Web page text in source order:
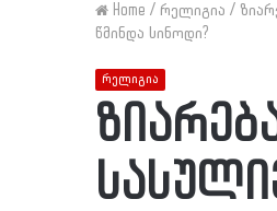
Home / რელიგია /
წმინდა სინოდი?
რელიგია